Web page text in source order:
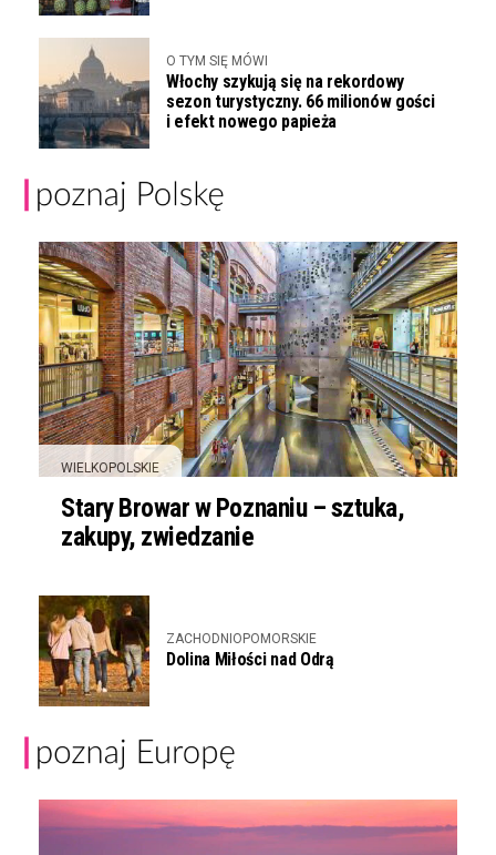
O TYM SIĘ MÓWI
Włochy szykują się na rekordowy
sezon turystyczny. 66 milionów gości
i efekt nowego papieża
WIELKOPOLSKIE
Stary Browar w Poznaniu – sztuka,
zakupy, zwiedzanie
ZACHODNIOPOMORSKIE
Dolina Miłości nad Odrą